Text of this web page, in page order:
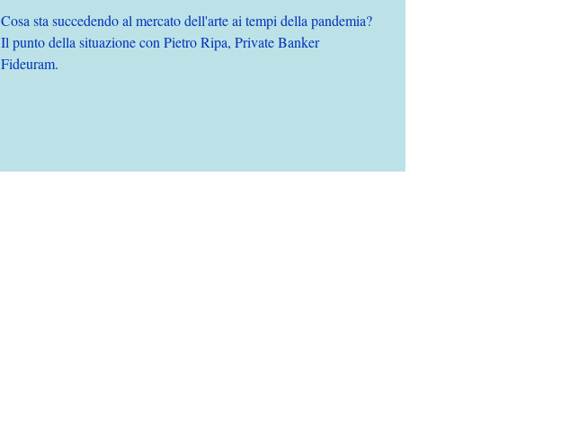
Cosa sta succedendo al mercato dell'arte ai tempi della pandemia?
Il punto della situazione con Pietro Ripa, Private Banker
Fideuram.